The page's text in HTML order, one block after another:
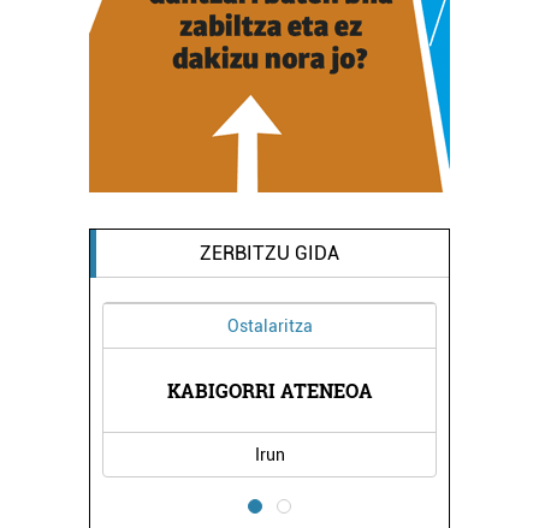
ZERBITZU GIDA
Ostalaritza
KABIGORRI ATENEOA
Irun